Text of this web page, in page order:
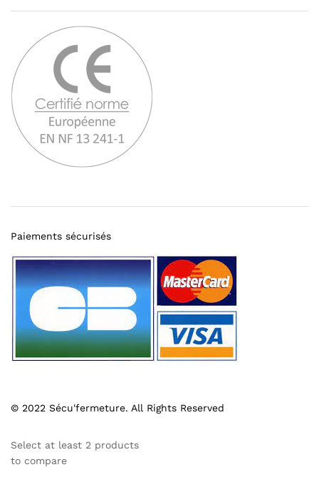
© 2022 Sécu'fermeture. All Rights Reserved
Paiements sécurisés
Select at least 2 products
to compare